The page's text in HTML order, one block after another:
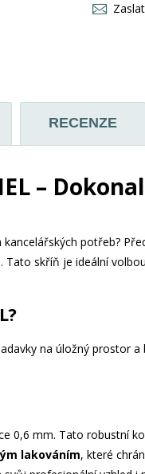
RECENZE
–
potřeb?
skříň je ideální
na úložný prostor
0,6 mm. Tato robustní
lakováním, které